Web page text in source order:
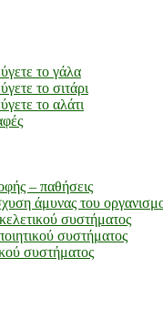
το γάλα
το σιτάρι
το αλάτι
– παθήσεις
άμυνας του
συστήματος
συστήματος
συστήματος